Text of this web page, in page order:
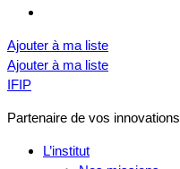
Ajouter à ma liste
Ajouter à ma liste
IFIP
Partenaire de vos innovations
L’institut